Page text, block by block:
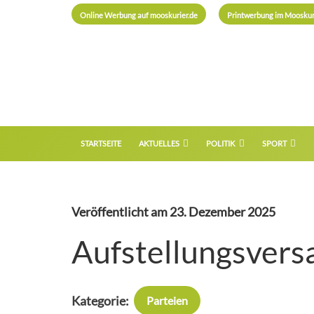
Online Werbung auf mooskurier.de Printwerbung im
STARTSEITE AKTUELLES POLITIK SPORT
Veröffentlicht am23. Dezember 2025
Kategorie: Parteien